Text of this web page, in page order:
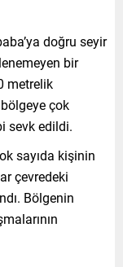
doğru seyir
bir
metrelik
çok
sevk edildi.
sayıda kişinin
çevredeki
Bölgenin